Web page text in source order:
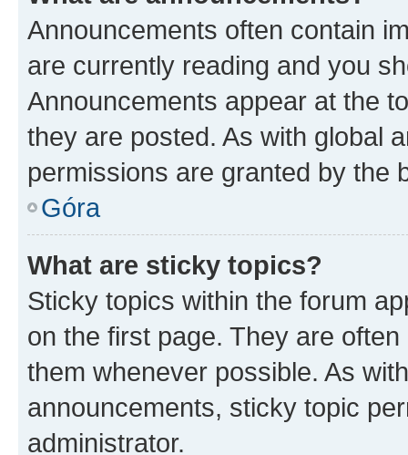
Announcements often contain
are currently reading and you
Announcements appear at the
they are posted. As with global
permissions are granted by the
Góra
What are sticky topics?
Sticky topics within the forum
on the first page. They are
them whenever possible. As
announcements, sticky topic
administrator.